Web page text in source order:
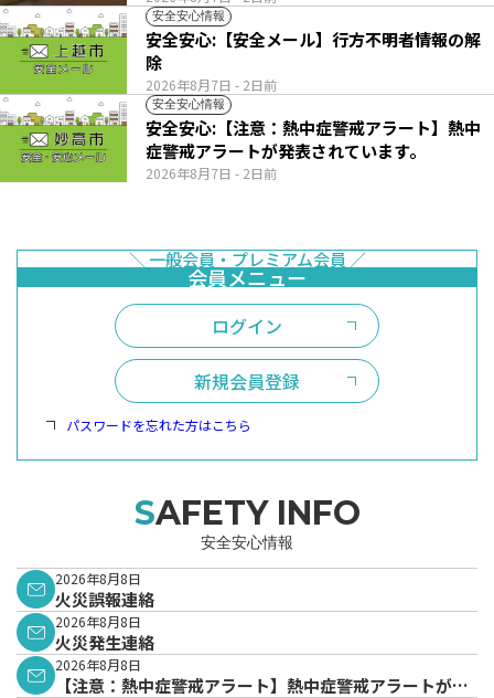
安全安心情報
2026年8月7日 - 2日前
安全安心:【安全メール】行方不明者情報の解
除
安全安心情報
2026年8月7日 - 2日前
安全安心:【注意：熱中症警戒アラート】熱中
症警戒アラートが発表されています。
ログイン
新規会員登録
パスワードを忘れた方はこちら
SAFETY INFO
安全安心情報
2026年8月8日
火災誤報連絡
2026年8月8日
火災発生連絡
2026年8月8日
【注意：熱中症警戒アラート】熱中症警戒アラートが発